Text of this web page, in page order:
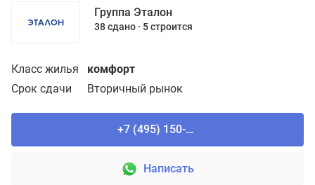
Группа Эталон
38 сдано 5 строится
Класс жилья комфорт
Срок сдачи Вторичный рынок
+7 (495) 150-90-61
Написать